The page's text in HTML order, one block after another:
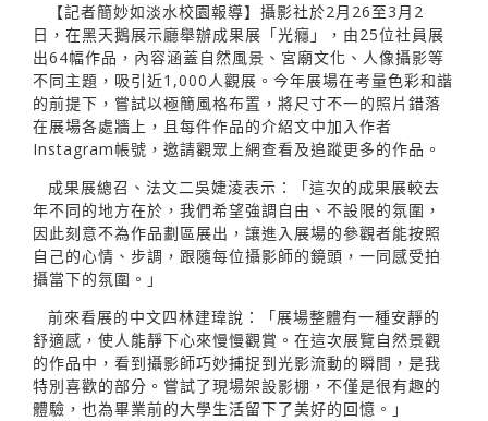
【記者簡妙如淡水校園報導】攝影社於2月26至3月2
日，在黑天鵝展示廳舉辦成果展「光癮」，由25位社員展
出64幅作品，內容涵蓋自然風景、宮廟文化、人像攝影等
不同主題，吸引近1,000人觀展。今年展場在考量色彩和諧
的前提下，嘗試以極簡風格布置，將尺寸不一的照片錯落
在展場各處牆上，且每件作品的介紹文中加入作者
Instagram帳號，邀請觀眾上網查看及追蹤更多的作品。
成果展總召、法文二吳婕淩表示：「這次的成果展較去
年不同的地方在於，我們希望強調自由、不設限的氛圍，
因此刻意不為作品劃區展出，讓進入展場的參觀者能按照
自己的心情、步調，跟隨每位攝影師的鏡頭，一同感受拍
攝當下的氛圍。」
前來看展的中文四林建瑋說：「展場整體有一種安靜的
舒適感，使人能靜下心來慢慢觀賞。在這次展覽自然景觀
的作品中，看到攝影師巧妙捕捉到光影流動的瞬間，是我
特別喜歡的部分。嘗試了現場架設影棚，不僅是很有趣的
體驗，也為畢業前的大學生活留下了美好的回憶。」